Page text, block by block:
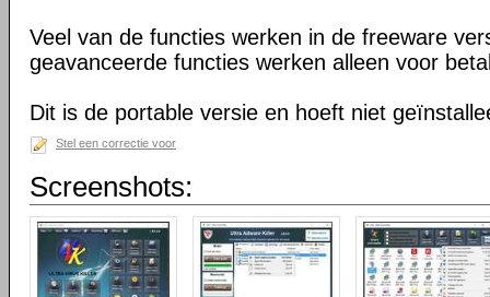
Veel van de functies werken in de freeware
geavanceerde functies werken alleen voor
Dit is de portable versie en hoeft niet
Stel een correctie voor
Screenshots: